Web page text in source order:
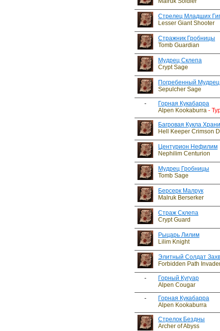
Стрелец Младших
Lesser Giant Shooter
Стражник Гробницы
Tomb Guardian
Мудрец Склепа
Crypt Sage
Погребенный Мудрец
Sepulcher Sage
-
Горная Кукабарра
Alpen Kookaburra -
Багровая Кукла
Hell Keeper Crimson
Центурион Нефилим
Nephilim Centurion
Мудрец Гробницы
Tomb Sage
Берсерк Малрук
Malruk Berserker
Страж Склепа
Crypt Guard
Рыцарь Лилим
Lilim Knight
Элитный Солдат
Forbidden Path
-
Горный Кугуар
Alpen Cougar
-
Горная Кукабарра
Alpen Kookaburra
Стрелок Бездны
Archer of Abyss